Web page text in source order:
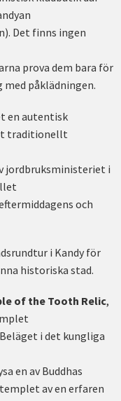
Det finns ingen
prova dem bara för
påklädningen.
en autentisk
traditionellt
jordbruksministeriet i
och
i Kandy för
historiska stad.
of the Tooth Relic,
Beläget i det kungliga
en av Buddhas
av en erfaren